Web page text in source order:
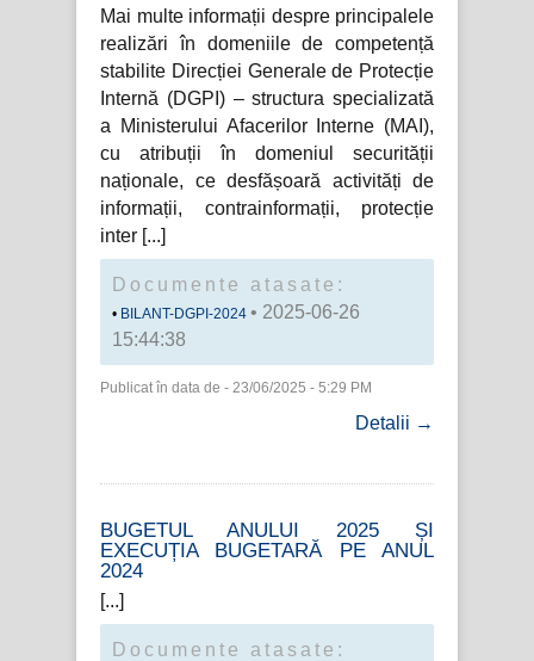
Mai multe informații despre principalele
realizări în domeniile de competență
stabilite Direcției Generale de Protecție
Internă (DGPI) – structura specializată
a Ministerului Afacerilor Interne (MAI),
cu atribuții în domeniul securității
naționale, ce desfășoară activități de
informații, contrainformații, protecție
inter
Documente atasate:
BILANT-DGPI-2024 • 2025-06-26
15:44:38
Publicat în data de - 23/06/2025 - 5:29 PM
Detalii →
BUGETUL ANULUI 2025 ȘI
EXECUȚIA BUGETARĂ PE ANUL
2024
Documente atasate: